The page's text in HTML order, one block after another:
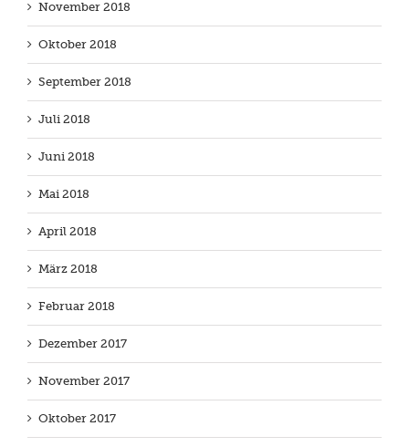
November 2018
Oktober 2018
September 2018
Juli 2018
Juni 2018
Mai 2018
April 2018
März 2018
Februar 2018
Dezember 2017
November 2017
Oktober 2017